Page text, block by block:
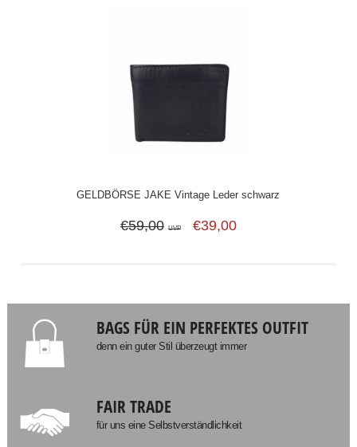
GELDBÖRSE JAKE Vintage Leder schwarz
€59,00 UVP €39,00
BAGS FÜR EIN PERFEKTES OUTFIT
denn ein guter Stil überzeugt immer
FAIR TRADE
für uns eine Selbstverständlichkeit